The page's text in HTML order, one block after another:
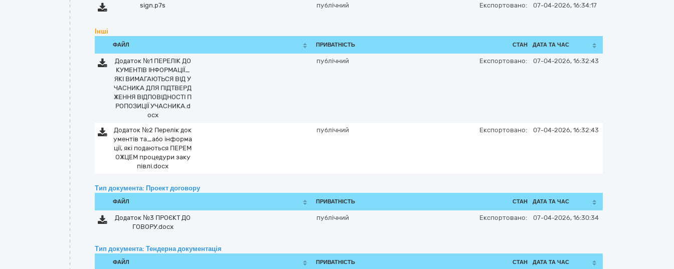
sign.p7s публічний Експортовано: 07-04-2026, 16:34:17
Інші
ФАЙЛ ПРИВАТНІСТЬ СТАН ДАТА ТА ЧАС
Додаток №1 ПЕРЕЛІК ДО
КУМЕНТІВ ІНФОРМАЦІЇ_
ЯКІ ВИМАГАЮТЬСЯ ВІД У
ЧАСНИКА ДЛЯ ПІДТВЕРД
ЖЕННЯ ВІДПОВІДНОСТІ П
РОПОЗИЦІЇ УЧАСНИКА.d
ocx
публічний Експортовано: 07-04-2026, 16:32:43
Додаток №2 Перелік док
ументів та_або інформа
ції, які подаються ПЕРЕМ
ОЖЦЕМ процедури заку
півлі.docx
публічний Експортовано: 07-04-2026, 16:32:43
Тип документа: Проект договору
ФАЙЛ ПРИВАТНІСТЬ СТАН ДАТА ТА ЧАС
Додаток №3 ПРОЄКТ ДО
ГОВОРУ.docx
публічний Експортовано: 07-04-2026, 16:30:34
Тип документа: Тендерна документація
ФАЙЛ ПРИВАТНІСТЬ СТАН ДАТА ТА ЧАС